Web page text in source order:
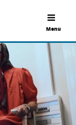
Menu